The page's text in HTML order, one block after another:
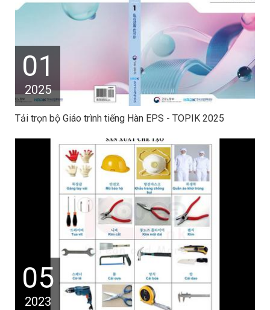
01
2025
Tải trọn bộ Giáo trình tiếng Hàn EPS - TOPIK 2025
05
2023